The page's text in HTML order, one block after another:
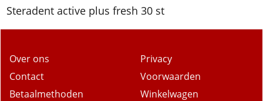
Steradent active plus fresh 30 st
Over ons
Contact
Betaalmethoden
Privacy
Voorwaarden
Winkelwagen